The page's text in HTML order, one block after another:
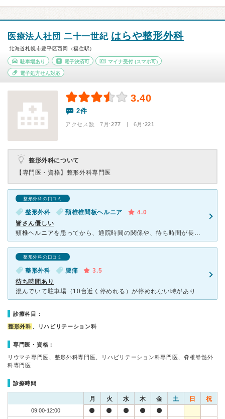
医療法人社団 二十一世紀 はらや整形外科
北海道札幌市豊平区西岡（福住駅）
駐車場あり 電子決済可 マイナ受付 (スマホ可)
電子処方せん対応
3.40
2件
アクセス数 7月:277 | 6月:221
整形外科について
【専門医・資格】 整形外科専門医
整形外科の口コミ
整形外科 頚椎椎間板ヘルニア
4.0
皆さん優しい
頸椎ヘルニアを患ってから、通院時間の関係や、待ち時間が長いなどで何ヶ所か病院を変えました。 症状も軽くなり、しばらく病院には行っていなかったのですが、別の箇所の調子が悪くなり、家から近場でMRIをす
整形外科の口コミ
整形外科 腰痛
3.5
待ち時間あり
混んでいて駐車場（10台近く停めれる）が停めれない時がありました。近くのサツドラに停めて歩きましたが冬なので辛かった。整形外科なのでご年配の方が多かったです。 リハビリは予約制なのであまり待たないの
診療科目：
整形外科 、リハビリテーション科
専門医・資格：
リウマチ専門医、整形外科専門医、リハビリテーション科専門医、脊椎脊髄外
科専門医
診療時間
月 火 水 木 金 土 日 祝
09:00-12:00